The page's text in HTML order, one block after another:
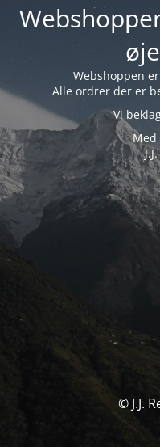
Webshoppen
Alle ordrer der er
Vi
Med
© J.J.